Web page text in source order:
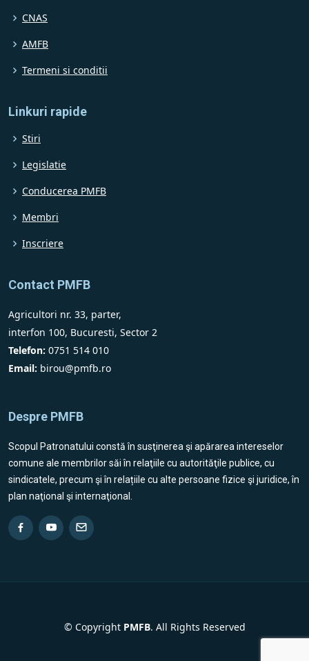
CNAS
AMFB
Termeni si conditii
Linkuri rapide
Stiri
Legislatie
Conducerea PMFB
Membri
Inscriere
Contact PMFB
Agricultori nr. 33, parter,
interfon 100, Bucuresti, Sector 2
Telefon: 0751 514 010
Email: birou@pmfb.ro
Despre PMFB
Scopul Patronatului constă în susţinerea şi apărarea intereselor
comune ale membrilor săi în relaţiile cu autorităţile publice, cu
sindicatele, precum şi în relațiile cu alte persoane fizice şi juridice, în
plan naţional şi internaţional.
© Copyright PMFB. All Rights Reserved